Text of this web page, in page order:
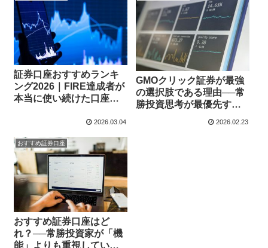
証券口座おすすめランキ
ング2026｜FIRE達成者が
本当に使い続けた口座は
2026.03.04
GMOクリック証券が最強
の選択肢である理由──常
勝投資思考が最優先す
2026.02.23
おすすめ証券口座
おすすめ証券口座はど
れ？──常勝投資家が「機
能」よりも重視している